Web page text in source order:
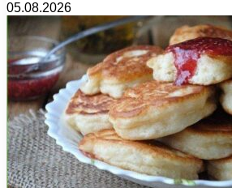
05.08.2026